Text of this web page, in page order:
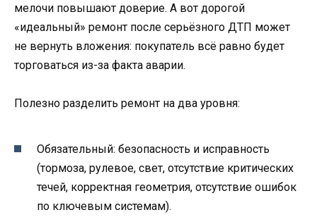
мелочи повышают доверие. А вот дорогой
«идеальный» ремонт после серьёзного ДТП может
не вернуть вложения: покупатель всё равно будет
торговаться из-за факта аварии.
Полезно разделить ремонт на два уровня:
Обязательный: безопасность и исправность
(тормоза, рулевое, свет, отсутствие критических
течей, корректная геометрия, отсутствие ошибок
по ключевым системам).